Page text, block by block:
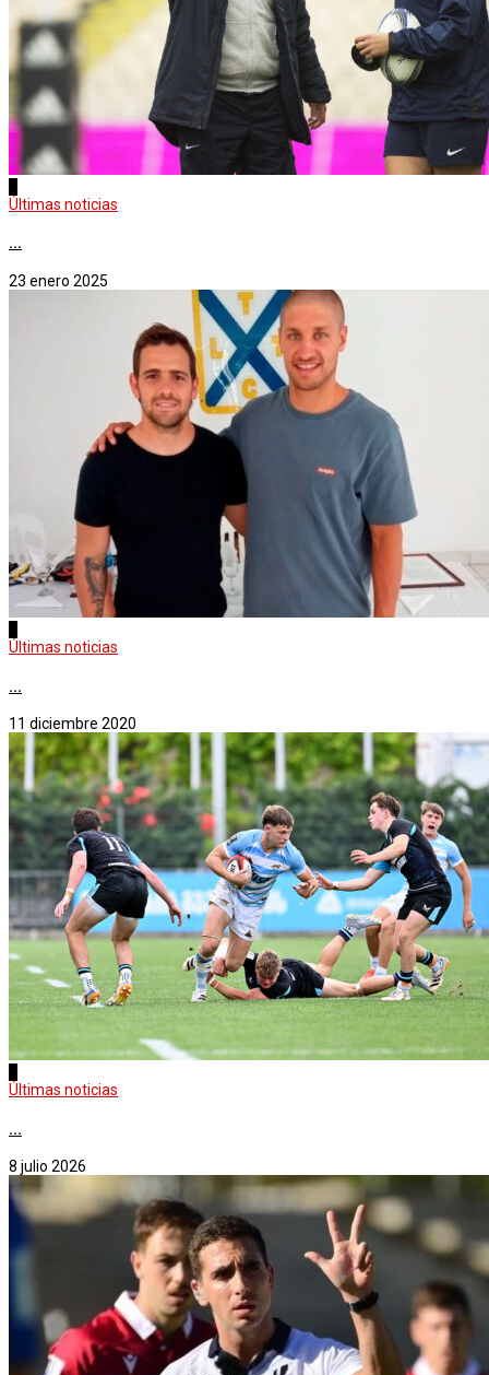
Últimas noticias
...
23 enero 2025
Últimas noticias
...
11 diciembre 2020
Últimas noticias
...
8 julio 2026